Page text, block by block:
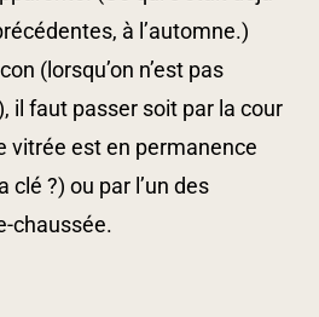
à l’automne.)
(lorsqu’on n’est pas
il faut passer soit par la cour
vitrée est en permanence
clé ?) ou par l’un des
chaussée.